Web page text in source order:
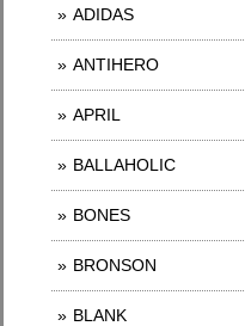
ADIDAS
ANTIHERO
APRIL
BALLAHOLIC
BONES
BRONSON
BLANK